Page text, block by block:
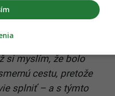
zručností, no
ako takom.
naučilo
si myslím, že bolo
cestu, pretože
splniť – a s týmto